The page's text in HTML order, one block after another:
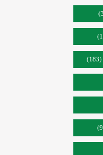
(183)